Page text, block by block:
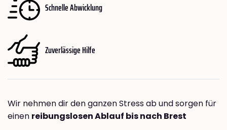
Schnelle Abwicklung
Zuverlässige Hilfe
Wir nehmen dir den ganzen Stress ab und sorgen für
einen reibungslosen Ablauf bis nach Brest